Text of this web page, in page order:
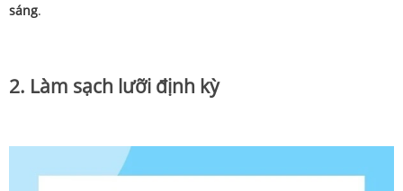
sáng.
2. Làm sạch lưỡi định kỳ